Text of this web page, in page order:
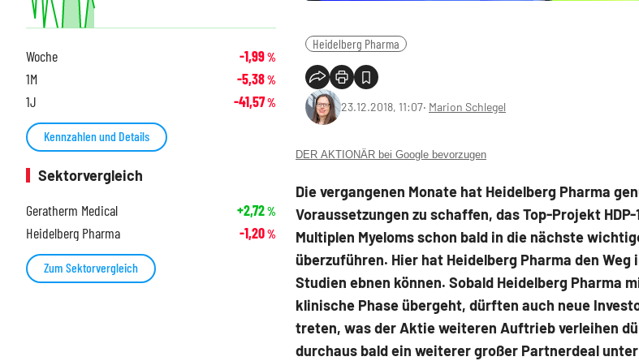
Heidelberg Pharma
23.12.2018, 11:07‧ Marion Schlegel
DER AKTIONÄR bei Google bevorzugen
Die vergangenen Monate hat Heidelberg Pharma
Voraussetzungen zu schaffen, das Top-Projekt HDP-
Multiplen Myeloms schon bald in die nächste
überzuführen. Hier hat Heidelberg Pharma den
Studien ebnen können. Sobald Heidelberg Pharma
klinische Phase übergeht, dürften auch neue
treten, was der Aktie weiteren Auftrieb verleihen
durchaus bald ein weiterer großer Partnerdeal unter
Woche -1,99%
1M -5,38%
1J -41,57%
Kennzahlen und Details
Sektorvergleich
Geratherm Medical
+2,72%
Heidelberg Pharma -1,20%
Zum Sektorvergleich